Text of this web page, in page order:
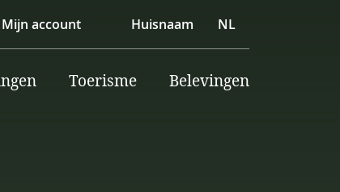
Mijn account Huisnaam NL
Toerisme Belevingen